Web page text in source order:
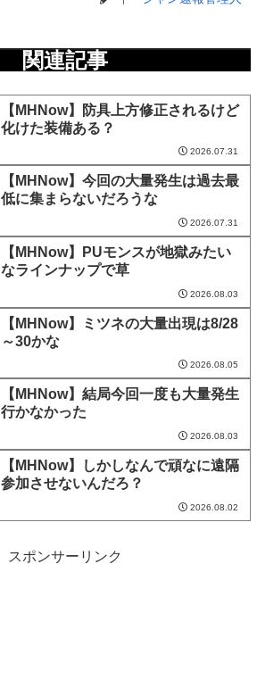
関連記事
【MHNow】防具上方修正されるけど
化けた装備ある？
2026.07.31
【MHNow】今回の大量発生は過去最
低に集まらないだろうな
2026.07.31
【MHNow】PUモンスが地獄みたい
なラインナップで草
2026.08.03
【MHNow】ミツネの大量出現は8/28
～30かな
2026.08.05
【MHNow】結局今回一度も大量発生
行かなかった
2026.08.03
【MHNow】しかしなんで頑なに遠隔
参加させないんだろ？
2026.08.02
スポンサーリンク